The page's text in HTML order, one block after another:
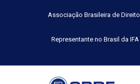
Associação Brasileira de
Representante no Brasil da